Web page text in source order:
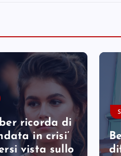
ricorda di
in crisi’
vista sullo